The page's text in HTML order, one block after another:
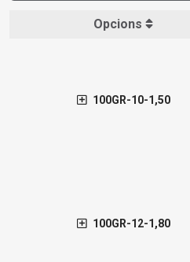
Opcions
100GR-10-1,50
100GR-12-1,80